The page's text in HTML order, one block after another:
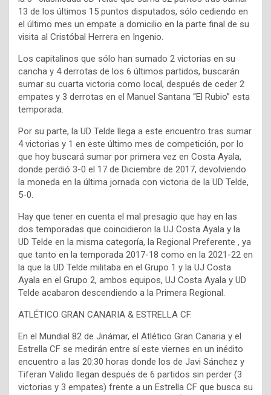
13 de los últimos 15 puntos disputados, sólo cediendo en
el último mes un empate a domicilio en la parte final de su
visita al Cristóbal Herrera en Ingenio.
Los capitalinos que sólo han sumado 2 victorias en su
cancha y 4 derrotas de los 6 últimos partidos, buscarán
sumar su cuarta victoria como local, después de ceder 2
empates y 3 derrotas en el Manuel Santana “El Rubio” esta
temporada.
Por su parte, la UD Telde llega a este encuentro tras sumar
4 victorias y 1 en este último mes de competición, por lo
que hoy buscará sumar por primera vez en Costa Ayala,
donde perdió 3-0 el 17 de Diciembre de 2017, devolviendo
la moneda en la última jornada con victoria de la UD Telde,
5-0.
Hay que tener en cuenta el mal presagio que hay en las
dos temporadas que coincidieron la UJ Costa Ayala y la
UD Telde en la misma categoría, la Regional Preferente , ya
que tanto en la temporada 2017-18 como en la 2021-22 en
la que la UD Telde militaba en el Grupo 1 y la UJ Costa
Ayala en el Grupo 2, ambos equipos, UJ Costa Ayala y UD
Telde acabaron descendiendo a la Primera Regional.
ATLÉTICO GRAN CANARIA & ESTRELLA CF.
En el Mundial 82 de Jinámar, el Atlético Gran Canaria y el
Estrella CF se medirán entre sí este viernes en un inédito
encuentro a las 20:30 horas donde los de Javi Sánchez y
Tiferan Valido llegan después de 6 partidos sin perder (3
victorias y 3 empates) frente a un Estrella CF que busca su